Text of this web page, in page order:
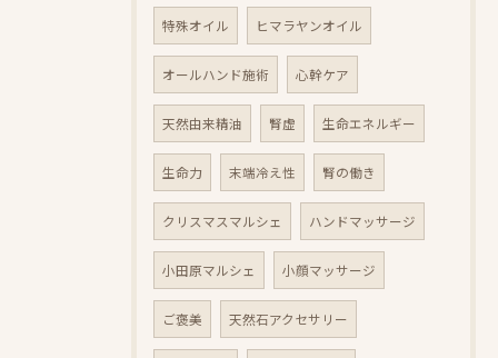
特殊オイル ヒマラヤンオイル
オールハンド施術 心幹ケア
天然由来精油 腎虚 生命エネルギー
生命力 末端冷え性 腎の働き
クリスマスマルシェ ハンドマッサージ
小田原マルシェ 小顔マッサージ
ご褒美 天然石アクセサリー